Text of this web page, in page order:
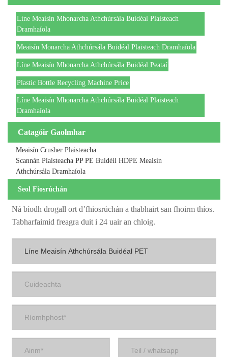
Líne Meaisín Mhonarcha Athchúrsála Buidéal Plaisteach
Dramhaíola
Meaisín Monarcha Athchúrsála Buidéal Plaisteach Dramhaíola
Líne Meaisín Mhonarcha Athchúrsála Buidéal Peataí
Plastic Bottle Recycling Machine Price
Líne Meaisín Mhonarcha Athchúrsála Buidéal Plaisteach
Dramhaíola
Catagóir Gaolmhar
Meaisín Crusher Plaisteacha
Scannán Plaisteacha PP PE Buidéil HDPE Meaisín
Athchúrsála Dramhaíola
Seol Fiosrúchán
Ná bíodh drogall ort d’fhiosrúchán a thabhairt san fhoirm thíos.
Tabharfaimid freagra duit i 24 uair an chloig.